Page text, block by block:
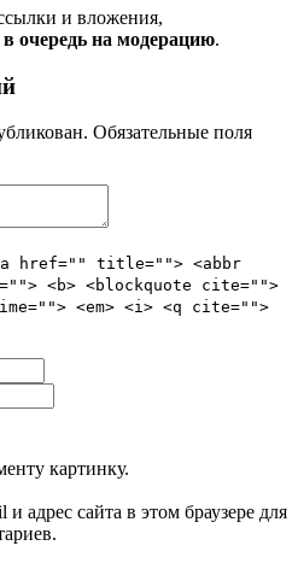
и вложения,
в очередь на модерацию.
Обязательные поля
href="" title=""> <abbr
<b> <blockquote cite="">
<em> <i> <q cite="">
картинку.
адрес сайта в этом браузере для